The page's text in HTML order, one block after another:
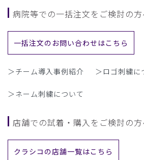
病院等での一括注文をご検討の方
一括注文のお問い合わせはこちら
＞チーム導入事例紹介 ＞ロゴ刺繍に
＞ネーム刺繍について
店舗での試着・購入をご検討の方
クラシコの店舗一覧はこちら